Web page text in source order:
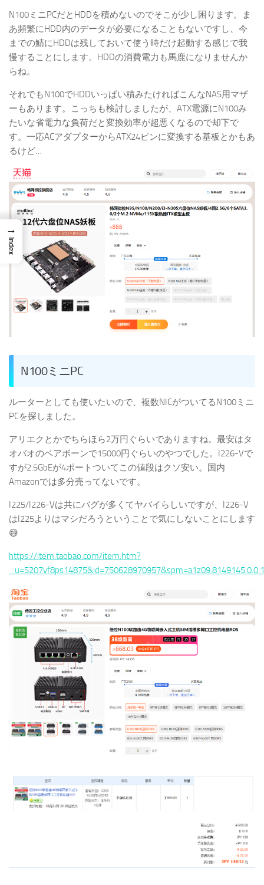
N100ミニPCだとHDDを積めないのでそこが少し困ります。ま
あ頻繁にHDD内のデータが必要になることもないですし、今
までの鯖にHDDは残しておいて使う時だけ起動する感じで我
慢することにします。HDDの消費電力も馬鹿になりませんか
らね。
それでもN100でHDDいっぱい積みたければこんなNAS用マザ
ーもあります。こっちも検討しましたが、ATX電源にN100み
たいな省電力な負荷だと変換効率が超悪くなるので却下で
す。一応ACアダプターからATX24ピンに変換する基板とかもあ
るけど…
N100ミニPC
ルーターとしても使いたいので、複数NICがついてるN100ミニ
PCを探しました。
アリエクとかでちらほら2万円ぐらいでありますね。最安はタ
オバオのベアボーンで15000円ぐらいのやつでした。I226-Vで
すが2.5GbEが4ポートついてこの値段はクソ安い。国内
Amazonでは多分売ってないです。
I225/I226-Vは共にバグが多くてヤバイらしいですが、I226-V
はI225よりはマシだろうということで気にしないことにします
😅
https://item.taobao.com/item.htm?
→
Index